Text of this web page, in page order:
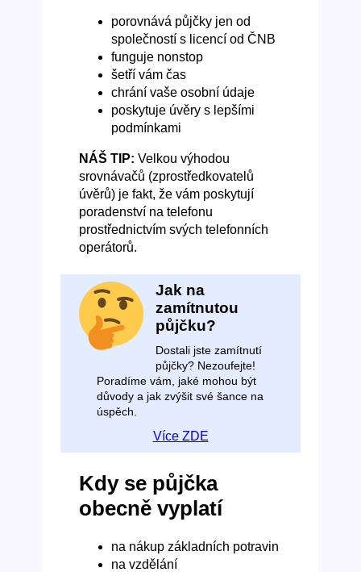
porovnává půjčky jen od
společností s licencí od ČNB
funguje nonstop
šetří vám čas
chrání vaše osobní údaje
poskytuje úvěry s lepšími
podmínkami
NÁŠ TIP: Velkou výhodou
srovnávačů (zprostředkovatelů
úvěrů) je fakt, že vám poskytují
poradenství na telefonu
prostřednictvím svých telefonních
operátorů.
Jak na
zamítnutou
půjčku?
Dostali jste zamítnutí
půjčky? Nezoufejte!
Poradíme vám, jaké mohou být
důvody a jak zvýšit své šance na
úspěch.
Více ZDE
Kdy se půjčka
obecně vyplatí
na nákup základních potravin
na vzdělání